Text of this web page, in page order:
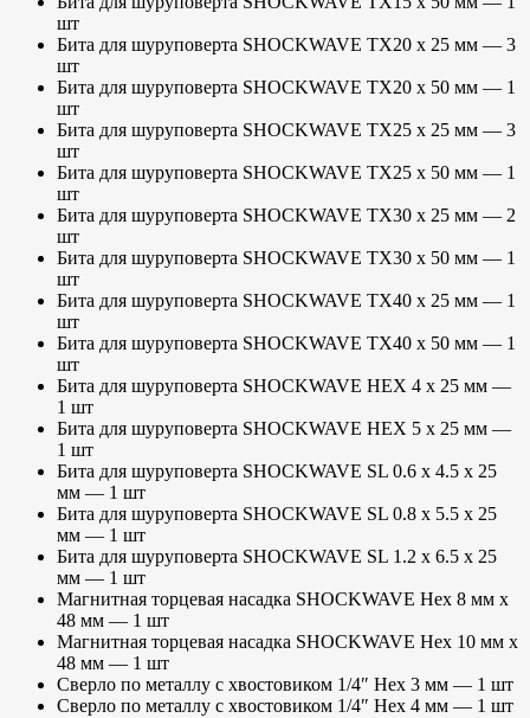
шт
Бита для шуруповерта SHOCKWAVE TX20 х 25 мм — 3
шт
Бита для шуруповерта SHOCKWAVE TX20 х 50 мм — 1
шт
Бита для шуруповерта SHOCKWAVE TX25 х 25 мм — 3
шт
Бита для шуруповерта SHOCKWAVE TX25 х 50 мм — 1
шт
Бита для шуруповерта SHOCKWAVE TX30 х 25 мм — 2
шт
Бита для шуруповерта SHOCKWAVE TX30 х 50 мм — 1
шт
Бита для шуруповерта SHOCKWAVE TX40 х 25 мм — 1
шт
Бита для шуруповерта SHOCKWAVE TX40 х 50 мм — 1
шт
Бита для шуруповерта SHOCKWAVE HEX 4 х 25 мм —
1 шт
Бита для шуруповерта SHOCKWAVE HEX 5 х 25 мм —
1 шт
Бита для шуруповерта SHOCKWAVE SL 0.6 x 4.5 х 25
мм — 1 шт
Бита для шуруповерта SHOCKWAVE SL 0.8 x 5.5 х 25
мм — 1 шт
Бита для шуруповерта SHOCKWAVE SL 1.2 x 6.5 х 25
мм — 1 шт
Магнитная торцевая насадка SHOCKWAVE Hex 8 мм х
48 мм — 1 шт
Магнитная торцевая насадка SHOCKWAVE Hex 10 мм х
48 мм — 1 шт
Сверло по металлу с хвостовиком 1/4″ Hex 3 мм — 1 шт
Сверло по металлу с хвостовиком 1/4″ Hex 4 мм — 1 шт